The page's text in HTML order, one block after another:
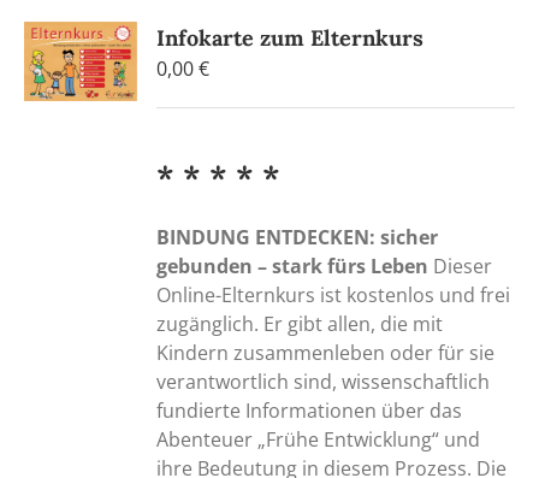
Infokarte zum Elternkurs
0,00€
* * * * *
BINDUNG ENTDECKEN: sicher
gebunden – stark fürs Leben Dieser
Online-Elternkurs ist kostenlos und frei
zugänglich. Er gibt allen, die mit
Kindern zusammenleben oder für sie
verantwortlich sind, wissenschaftlich
fundierte Informationen über das
Abenteuer „Frühe Entwicklung“ und
ihre Bedeutung in diesem Prozess. Die